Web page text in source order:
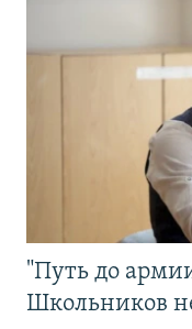
"Путь до
Школьников